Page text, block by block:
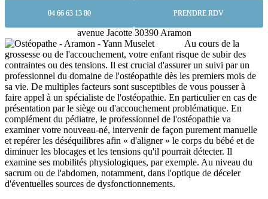
04 66 63 13 80 PRENDRE RDV
avenue Jacotte 30390 Aramon
Au cours de la
grossesse ou de l'accouchement, votre enfant risque de subir des
contraintes ou des tensions. Il est crucial d'assurer un suivi par un
professionnel du domaine de l'ostéopathie dès les premiers mois de
sa vie. De multiples facteurs sont susceptibles de vous pousser à
faire appel à un spécialiste de l'ostéopathie. En particulier en cas de
présentation par le siège ou d'accouchement problématique. En
complément du pédiatre, le professionnel de l'ostéopathie va
examiner votre nouveau-né, intervenir de façon purement manuelle
et repérer les déséquilibres afin « d'aligner » le corps du bébé et de
diminuer les blocages et les tensions qu'il pourrait détecter. Il
examine ses mobilités physiologiques, par exemple. Au niveau du
sacrum ou de l'abdomen, notamment, dans l'optique de déceler
d'éventuelles sources de dysfonctionnements.